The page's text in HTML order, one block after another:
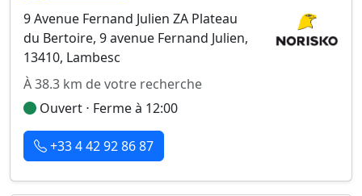
9 Avenue Fernand Julien ZA Plateau
du Bertoire, 9 avenue Fernand Julien,
13410, Lambesc
À 38.3 km de votre recherche
Ouvert ⋅ Ferme à 12:00
+33 4 42 92 86 87